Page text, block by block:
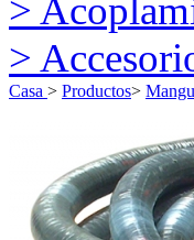
>
>
Casa > Productos>